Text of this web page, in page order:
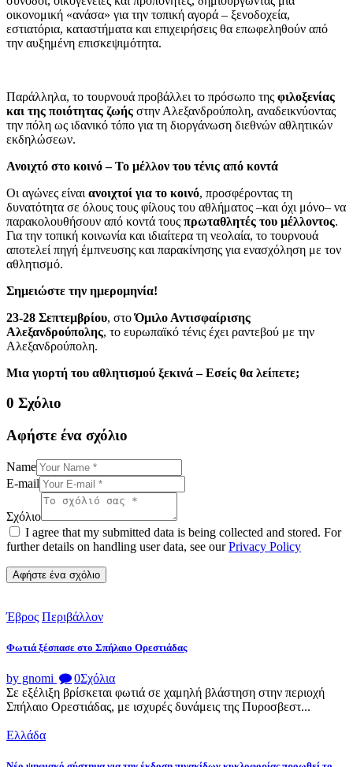
οικονομική «ανάσα» για την τοπική αγορά – ξενοδοχεία,
εστιατόρια, καταστήματα και επιχειρήσεις θα επωφεληθούν από
την αυξημένη επισκεψιμότητα.
Παράλληλα, το τουρνουά προβάλλει το πρόσωπο της φιλοξενίας
και της ποιότητας ζωής στην Αλεξανδρούπολη, αναδεικνύοντας
την πόλη ως ιδανικό τόπο για τη διοργάνωση διεθνών αθλητικών
εκδηλώσεων.
Ανοιχτό στο κοινό – Το μέλλον του τένις από κοντά
Οι αγώνες είναι ανοιχτοί για το κοινό, προσφέροντας τη
δυνατότητα σε όλους τους φίλους του αθλήματος –και όχι μόνο– να
παρακολουθήσουν από κοντά τους πρωταθλητές του μέλλοντος.
Για την τοπική κοινωνία και ιδιαίτερα τη νεολαία, το τουρνουά
αποτελεί πηγή έμπνευσης και παρακίνησης για ενασχόληση με τον
αθλητισμό.
Σημειώστε την ημερομηνία!
23-28 Σεπτεμβρίου, στοΌμιλο Αντισφαίρισης
Αλεξανδρούπολης, το ευρωπαϊκό τένις έχει ραντεβού με την
Αλεξανδρούπολη.
Μια γιορτή του αθλητισμού ξεκινά – Εσείς θα λείπετε;
0 Σχόλιο
Αφήστε ένα σχόλιο
Name
E-mail
Σχόλιο
I agree that my submitted data is being collected and stored. For
further details on handling user data, see ourPrivacy Policy
Έβρος Περιβάλλον
Φωτιά ξέσπασε στο Σπήλαιο Ορεστιάδας
by gnomi 0Σχόλια
Σε εξέλιξη βρίσκεται φωτιά σε χαμηλή βλάστηση στην περιοχή
Σπήλαιο Ορεστιάδας, με ισχυρές δυνάμεις της Πυροσβεστ...
Ελλάδα